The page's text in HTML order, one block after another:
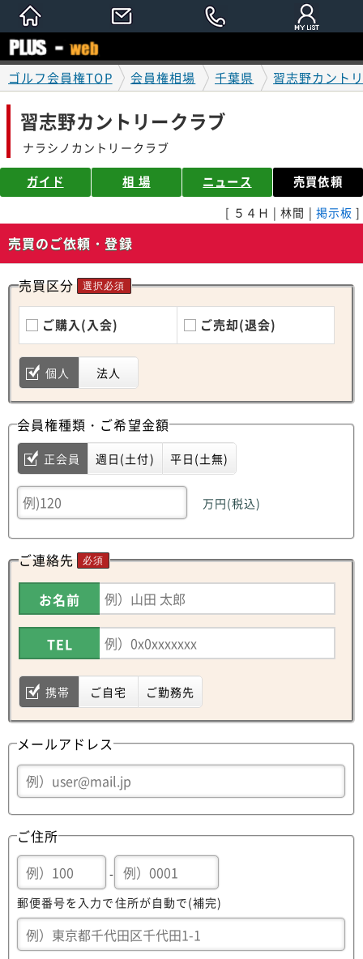
ゴルフ会員権TOP 会員権相場 千葉県 習志野カント
習志野カントリークラブ
ナラシノカントリークラブ
ガイド 相 場 ニュース 売買依頼
[ ５４Ｈ | 林間 | 掲示板 ]
売買のご依頼・登録
売買区分 選択必須
ご購入(入会) ご売却(退会)
個人 法人
会員権種類・ご希望金額
正会員 週日(土付) 平日(土無)
万円(税込)
ご連絡先 必須
お名前
TEL
携帯 ご自宅 ご勤務先
メールアドレス
ご住所
-
郵便番号を入力で住所が自動で(補完)